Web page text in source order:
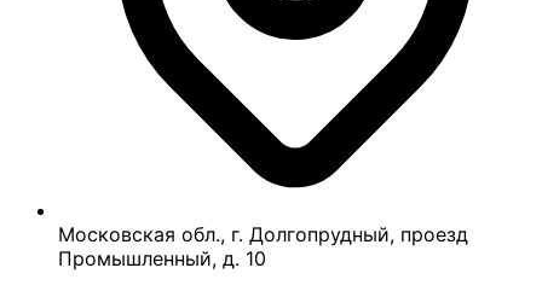
Московская обл., г. Долгопрудный, проезд
Промышленный, д. 10